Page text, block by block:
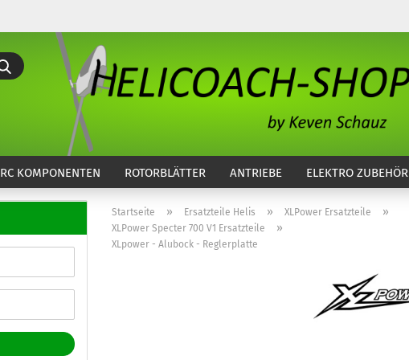
Suche...
RC KOMPONENTEN ROTORBLÄTTER ANTRIEBE ELEKTRO ZUBEHÖR
Startseite » Ersatzteile Helis » XLPower Ersatzteile »
XLPower Specter 700 V1 Ersatzteile »
XLpower - Alubock - Reglerplatte